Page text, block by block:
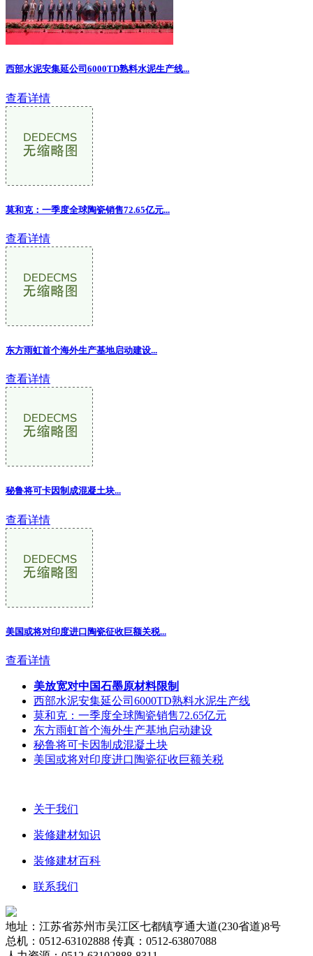
西部水泥安集延公司6000TD熟料水泥生产线...
查看详情
莫和克：一季度全球陶瓷销售72.65亿元...
查看详情
东方雨虹首个海外生产基地启动建设...
查看详情
秘鲁将可卡因制成混凝土块...
查看详情
美国或将对印度进口陶瓷征收巨额关税...
查看详情
美放宽对中国石墨原材料限制
西部水泥安集延公司6000TD熟料水泥生产线
莫和克：一季度全球陶瓷销售72.65亿元
东方雨虹首个海外生产基地启动建设
秘鲁将可卡因制成混凝土块
美国或将对印度进口陶瓷征收巨额关税
关于我们
装修建材知识
装修建材百科
联系我们
地址：江苏省苏州市吴江区七都镇亨通大道(230省道)8号
总机：0512-63102888 传真：0512-63807088